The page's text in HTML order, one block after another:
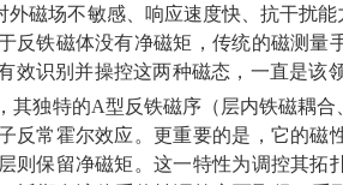
外磁场不敏感、响应速度快、抗干扰
反铁磁体没有净磁矩，传统的磁测量
效识别并操控这两种磁态，一直是该
其独特的A型反铁磁序（层内铁磁耦
反常霍尔效应。更重要的是，它的磁
则保留净磁矩。这一特性为调控其拓